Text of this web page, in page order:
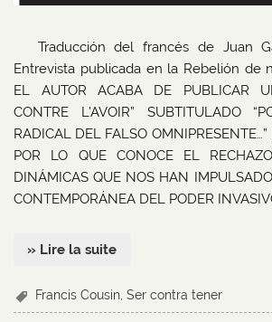
Traducción del francés de Juan
Entrevista publicada en la Rebelión de
EL AUTOR ACABA DE PUBLICAR
CONTRE L’AVOIR” SUBTITULADO
RADICAL DEL FALSO
POR LO QUE CONOCE EL
DINÁMICAS QUE NOS HAN
CONTEMPORÁNEA DEL PODER
» Lire la suite
Francis Cousin ,Ser contra tener